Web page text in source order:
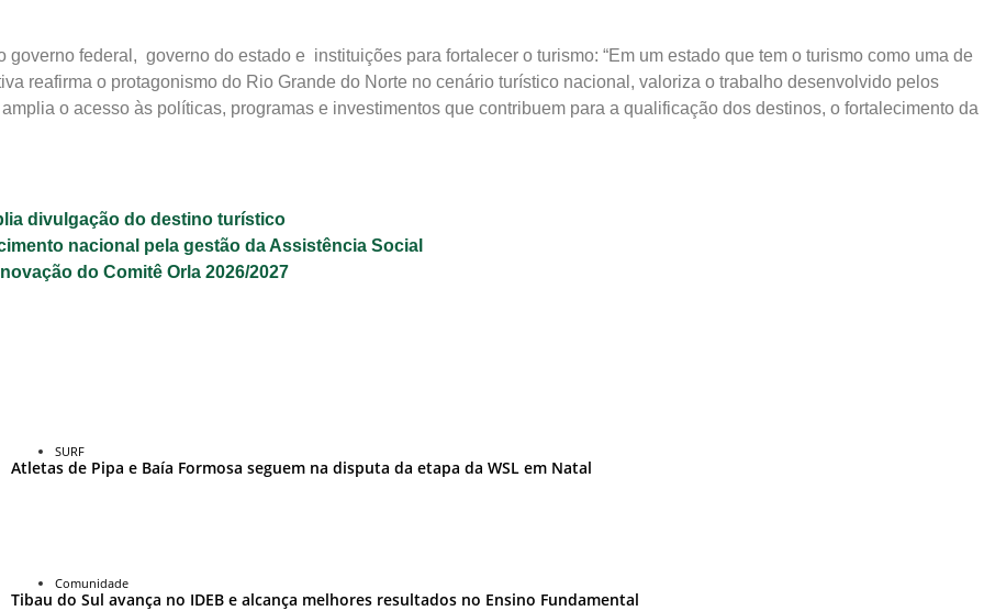
federal, governo do estado e instituições para fortalecer o turismo: “Em um estado que tem o turismo como uma de
reafirma o protagonismo do Rio Grande do Norte no cenário turístico nacional, valoriza o trabalho desenvolvido pelos
o acesso às políticas, programas e investimentos que contribuem para a qualificação dos destinos, o fortalecimento da
divulgação do destino turístico
nacional pela gestão da Assistência Social
do Comitê Orla 2026/2027
SURF
Atletas de Pipa e Baía Formosa seguem na disputa da etapa da WSL em Natal
Comunidade
Tibau do Sul avança no IDEB e alcança melhores resultados no Ensino Fundamental